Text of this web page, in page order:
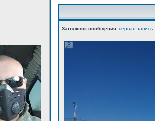
Заголовок сообщения: первая